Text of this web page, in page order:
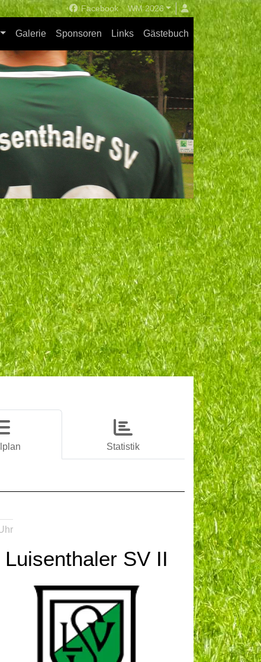
Facebook WM 2026
Galerie Sponsoren Links Gästebuch
Statistik
Luisenthaler SV II